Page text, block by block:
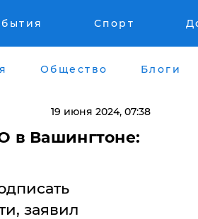
Спорт
Общество Блоги
19 июня 2024, 07:38
в Вашингтоне:
заявил